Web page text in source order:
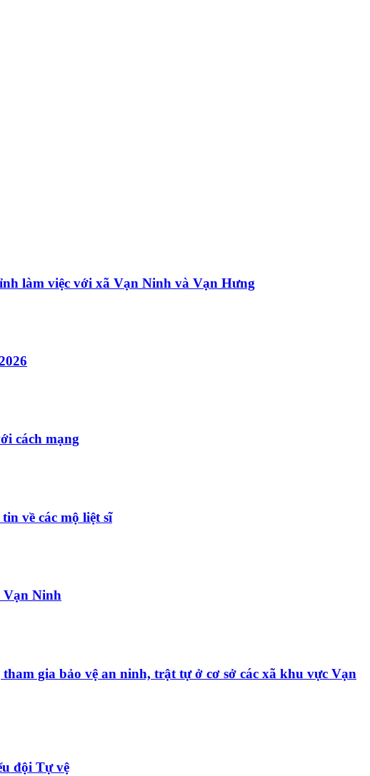
làm việc với xã Vạn Ninh và Vạn Hưng
cách mạng
về các mộ liệt sĩ
Vạn Ninh
gia bảo vệ an ninh, trật tự ở cơ sở các xã khu vực Vạn
đội Tự vệ